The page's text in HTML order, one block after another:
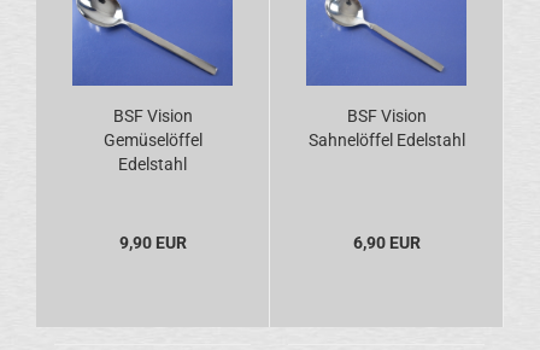
BSF Vision
Gemüselöffel
Edelstahl
9,90 EUR
BSF Vision
Sahnelöffel Edelstahl
6,90 EUR